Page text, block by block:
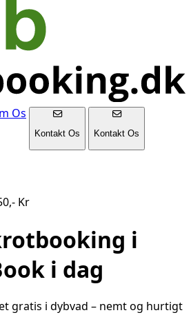
Os
Kontakt Os Kontakt Os
Kr
i
i dag
gratis i dybvad – nemt og hurtigt